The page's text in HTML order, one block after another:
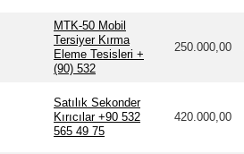
MTK-50 Mobil
Tersiyer Kırma
Eleme Tesisleri +
(90) 532
250.000,00
Satılık Sekonder
Kırıcılar +90 532
565 49 75
420.000,00